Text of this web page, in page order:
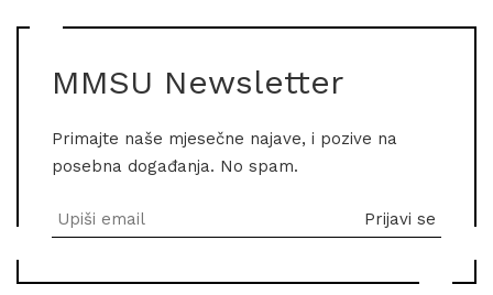
MMSU Newsletter
Primajte naše mjesečne najave, i pozive na
posebna događanja. No spam.